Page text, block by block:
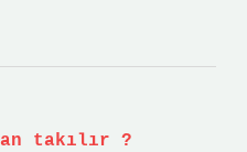
takılır ?